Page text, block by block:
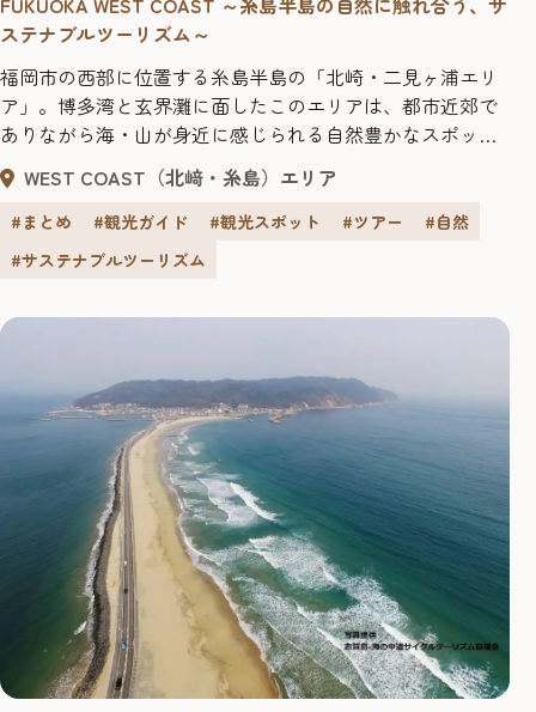
ステナブルツーリズム～
福岡市の西部に位置する糸島半島の「北崎・二見ヶ浦エリ
ア」。博多湾と玄界灘に面したこのエリアは、都市近郊で
ありながら海・山が身近に感じられる自然豊かなスポット
で、カップルや2人旅には欠かせない福岡の人気観光地で
す。 今回は自然の魅力溢れる「北崎・二見ヶ浦エリア」で
自然を堪能しながら、街中の喧噪を忘れてゆったり過ごす
ことができるおすすめスポットを紹介します。 9:38 博多
駅バスターミナル ...
WEST COAST（北﨑・糸島）エリア
#まとめ #観光ガイド #観光スポット #ツアー
#自然
#サステナブルツーリズム